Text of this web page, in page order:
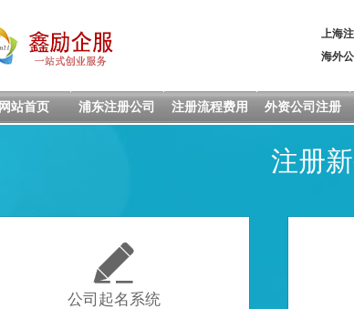
上海
海外
网站首页 浦东注册公司 注册流程费用 外资公司注册
注册

公司起名系统